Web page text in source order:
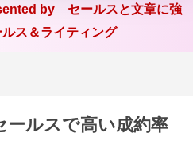
by セールスと文章に強
ス＆ライティング
ールスで高い成約率